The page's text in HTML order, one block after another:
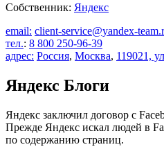
Собственник: Яндекс
email: client-service@yandex-
тел.: 8 800 250-96-39
адрес: Россия, Москва, 119021,
Яндекс Блоги
Яндекс заключил договор с
Прежде Яндекс искал людей в
по содержанию страниц.